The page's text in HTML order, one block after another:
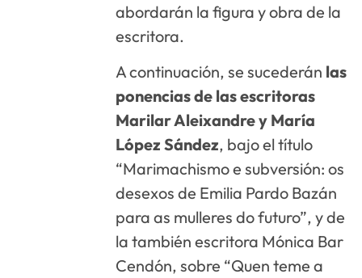
abordarán la figura y obra de la
escritora.
A continuación, se sucederán las
ponencias de las escritoras
Marilar Aleixandre y María
López Sández, bajo el título
“Marimachismo e subversión: os
desexos de Emilia Pardo Bazán
para as mulleres do futuro”, y de
la también escritora Mónica Bar
Cendón, sobre “Quen teme a